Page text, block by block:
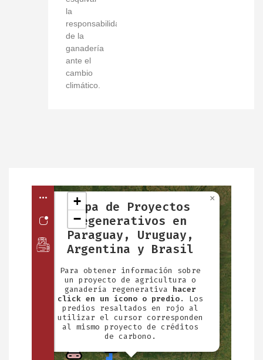
la
responsabilidad
de la
ganadería
ante el
cambio
climático.
empresas
organizaciones
están
detrás
proyectos
agricultura
regenerativa